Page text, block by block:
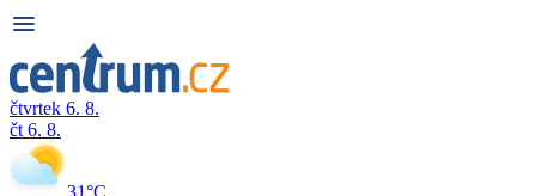
čtvrtek 6. 8.
čt 6. 8.
31°C